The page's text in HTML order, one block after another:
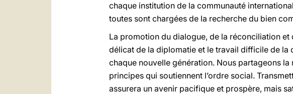
chaque institution de la communauté
toutes sont chargées de la recherche du bien
La promotion du dialogue, de la réconciliation et
délicat de la diplomatie et le travail difficile de la
chaque nouvelle génération. Nous partageons
principes qui soutiennent l’ordre social.
assurera un avenir pacifique et prospère, mais